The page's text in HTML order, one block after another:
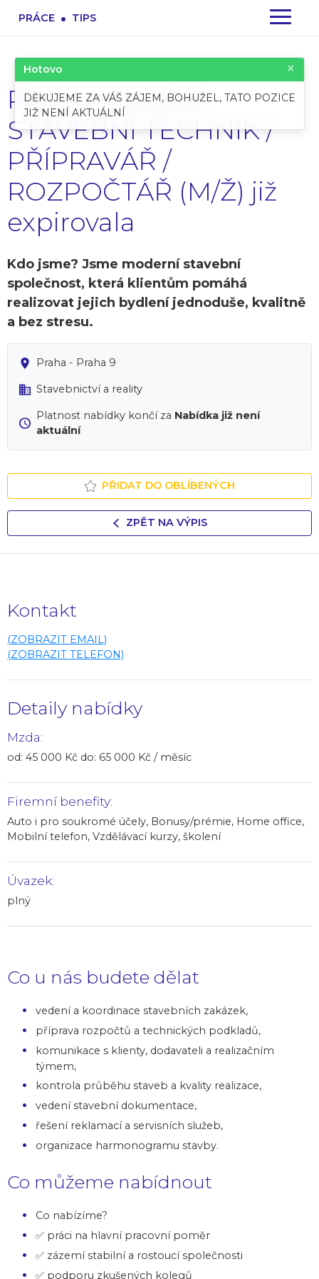
PRÁCE . TIPS
Pracovní pozice:
STAVEBNÍ TECHNIK /
PŘÍPRAVÁŘ /
ROZPOČTÁŘ (M/Ž) již
expirovala
Kdo jsme? Jsme moderní stavební
společnost, která klientům pomáhá
realizovat jejich bydlení jednoduše, kvalitně
a bez stresu.
Praha - Praha 9
Stavebnictví a reality
Platnost nabídky končí za Nabídka již není
aktuální
PŘIDAT DO OBLÍBENÝCH
ZPĚT NA VÝPIS
Kontakt
(ZOBRAZIT EMAIL)
(ZOBRAZIT TELEFON)
Detaily nabídky
Mzda:
od: 45 000 Kč do: 65 000 Kč / měsíc
Firemní benefity:
Auto i pro soukromé účely, Bonusy/prémie, Home office,
Mobilní telefon, Vzdělávací kurzy, školení
Úvazek:
plný
Co u nás budete dělat
vedení a koordinace stavebních zakázek,
příprava rozpočtů a technických podkladů,
komunikace s klienty, dodavateli a realizačním
týmem,
kontrola průběhu staveb a kvality realizace,
vedení stavební dokumentace,
řešení reklamací a servisních služeb,
organizace harmonogramu stavby.
Co můžeme nabídnout
Co nabízíme?
✅ práci na hlavní pracovní poměr
✅ zázemí stabilní a rostoucí společnosti
✅ podporu zkušených kolegů
Hotovo ×
DĚKUJEME ZA VÁŠ ZÁJEM, BOHUŽEL, TATO POZICE
JIŽ NENÍ AKTUÁLNÍ